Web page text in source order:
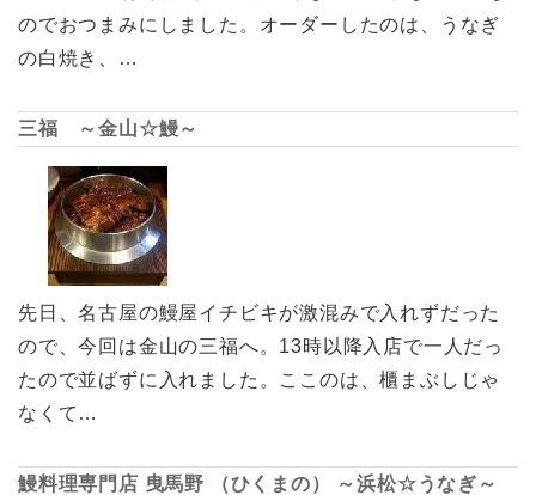
のでおつまみにしました。オーダーしたのは、うなぎ
の白焼き、…
三福 ～金山☆鰻～
先日、名古屋の鰻屋イチビキが激混みで入れずだった
ので、今回は金山の三福へ。13時以降入店で一人だっ
たので並ばずに入れました。ここのは、櫃まぶしじゃ
なくて…
鰻料理専門店 曳馬野 （ひくまの） ～浜松☆うなぎ～